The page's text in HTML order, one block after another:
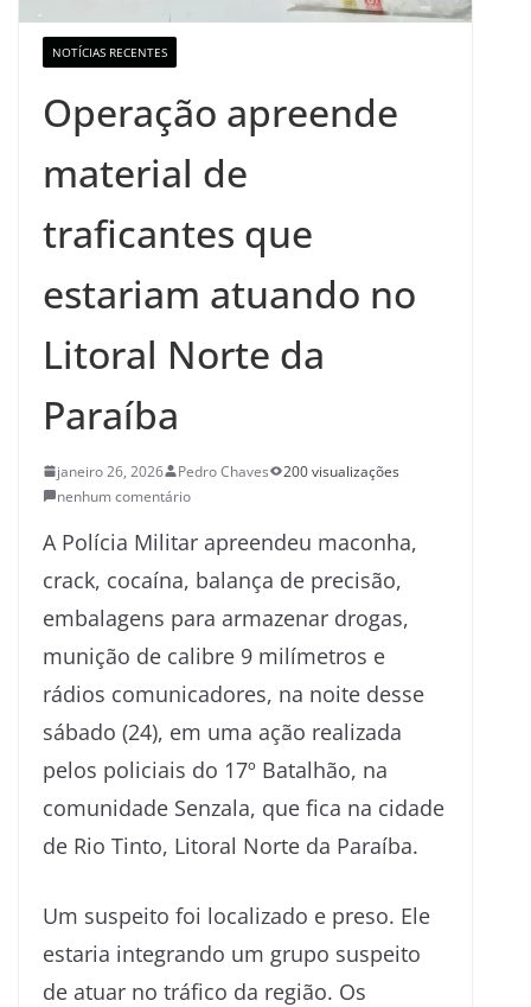
NOTÍCIAS RECENTES
Operação apreende
material de
traficantes que
estariam atuando no
Litoral Norte da
Paraíba
janeiro 26, 2026 Pedro Chaves
200 visualizações
nenhum comentário
A Polícia Militar apreendeu maconha,
crack, cocaína, balança de precisão,
embalagens para armazenar drogas,
munição de calibre 9 milímetros e
rádios comunicadores, na noite desse
sábado (24), em uma ação realizada
pelos policiais do 17º Batalhão, na
comunidade Senzala, que fica na cidade
de Rio Tinto, Litoral Norte da Paraíba.
Um suspeito foi localizado e preso. Ele
estaria integrando um grupo suspeito
de atuar no tráfico da região. Os